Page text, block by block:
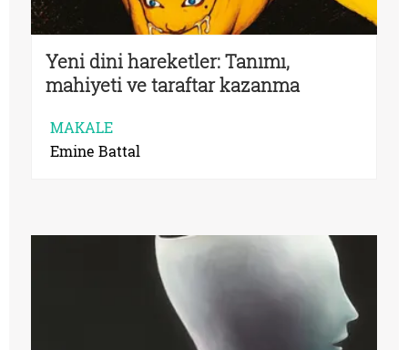
Yeni dini hareketler: Tanımı,
mahiyeti ve taraftar kazanma
MAKALE
Emine Battal